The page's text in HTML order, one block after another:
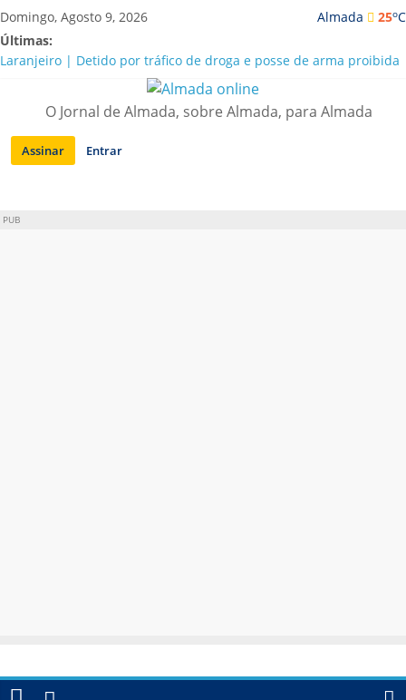
Saltar
para
conteúdo
Almada 25oC
Domingo, Agosto 9, 2026
Últimas:
Laranjeiro | Detido por tráfico de droga e posse de arma proibida
A “crise” da água em Almada: ilações e ensinamentos necessários
Costa da Caparica | Polícia Marítima e ASAE detectam
irregularidades em habitações e restaurantes
APA diz que falta de água em Almada “foi um problema de má
O Jornal de Almada, sobre Almada, para Almada
Assinar Entrar
PUB